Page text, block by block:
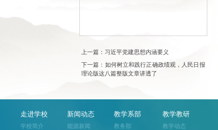
上一篇：习近平党建思想内涵要义
下一篇：如何树立和践行正确政绩观，人民日报
理论版这八篇整版文章讲透了
走进学校
学校简介
新闻动态
能源新闻
教学系部
教务部
教学教研
教学动态